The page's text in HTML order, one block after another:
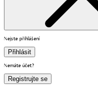
Nejste přihlášení
Přihlásit
Nemáte účet?
Registrujte se